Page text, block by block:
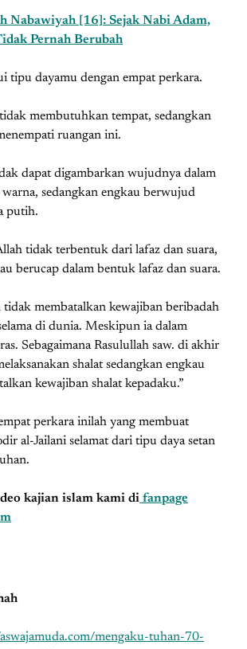
Nabawiyah [16]: Sejak Nabi Adam,
Pernah Berubah
tipu dayamu dengan empat perkara.
membutuhkan tempat, sedangkan
ruangan ini.
dapat digambarkan wujudnya dalam
sedangkan engkau berwujud
putih.
tidak terbentuk dari lafaz dan suara,
berucap dalam bentuk lafaz dan suara.
tidak membatalkan kewajiban beribadah
di dunia. Meskipun ia dalam
Sebagaimana Rasulullah saw. di akhir
shalat sedangkan engkau
kewajiban shalat kepadaku.”
perkara inilah yang membuat
al-Jailani selamat dari tipu daya setan
kajian islam kami di fanpage
mengaku-tuhan-70-